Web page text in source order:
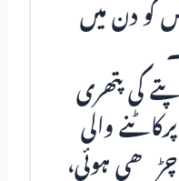
کو دن میں
کی پتھری
والی
چڑھی ہوئی،